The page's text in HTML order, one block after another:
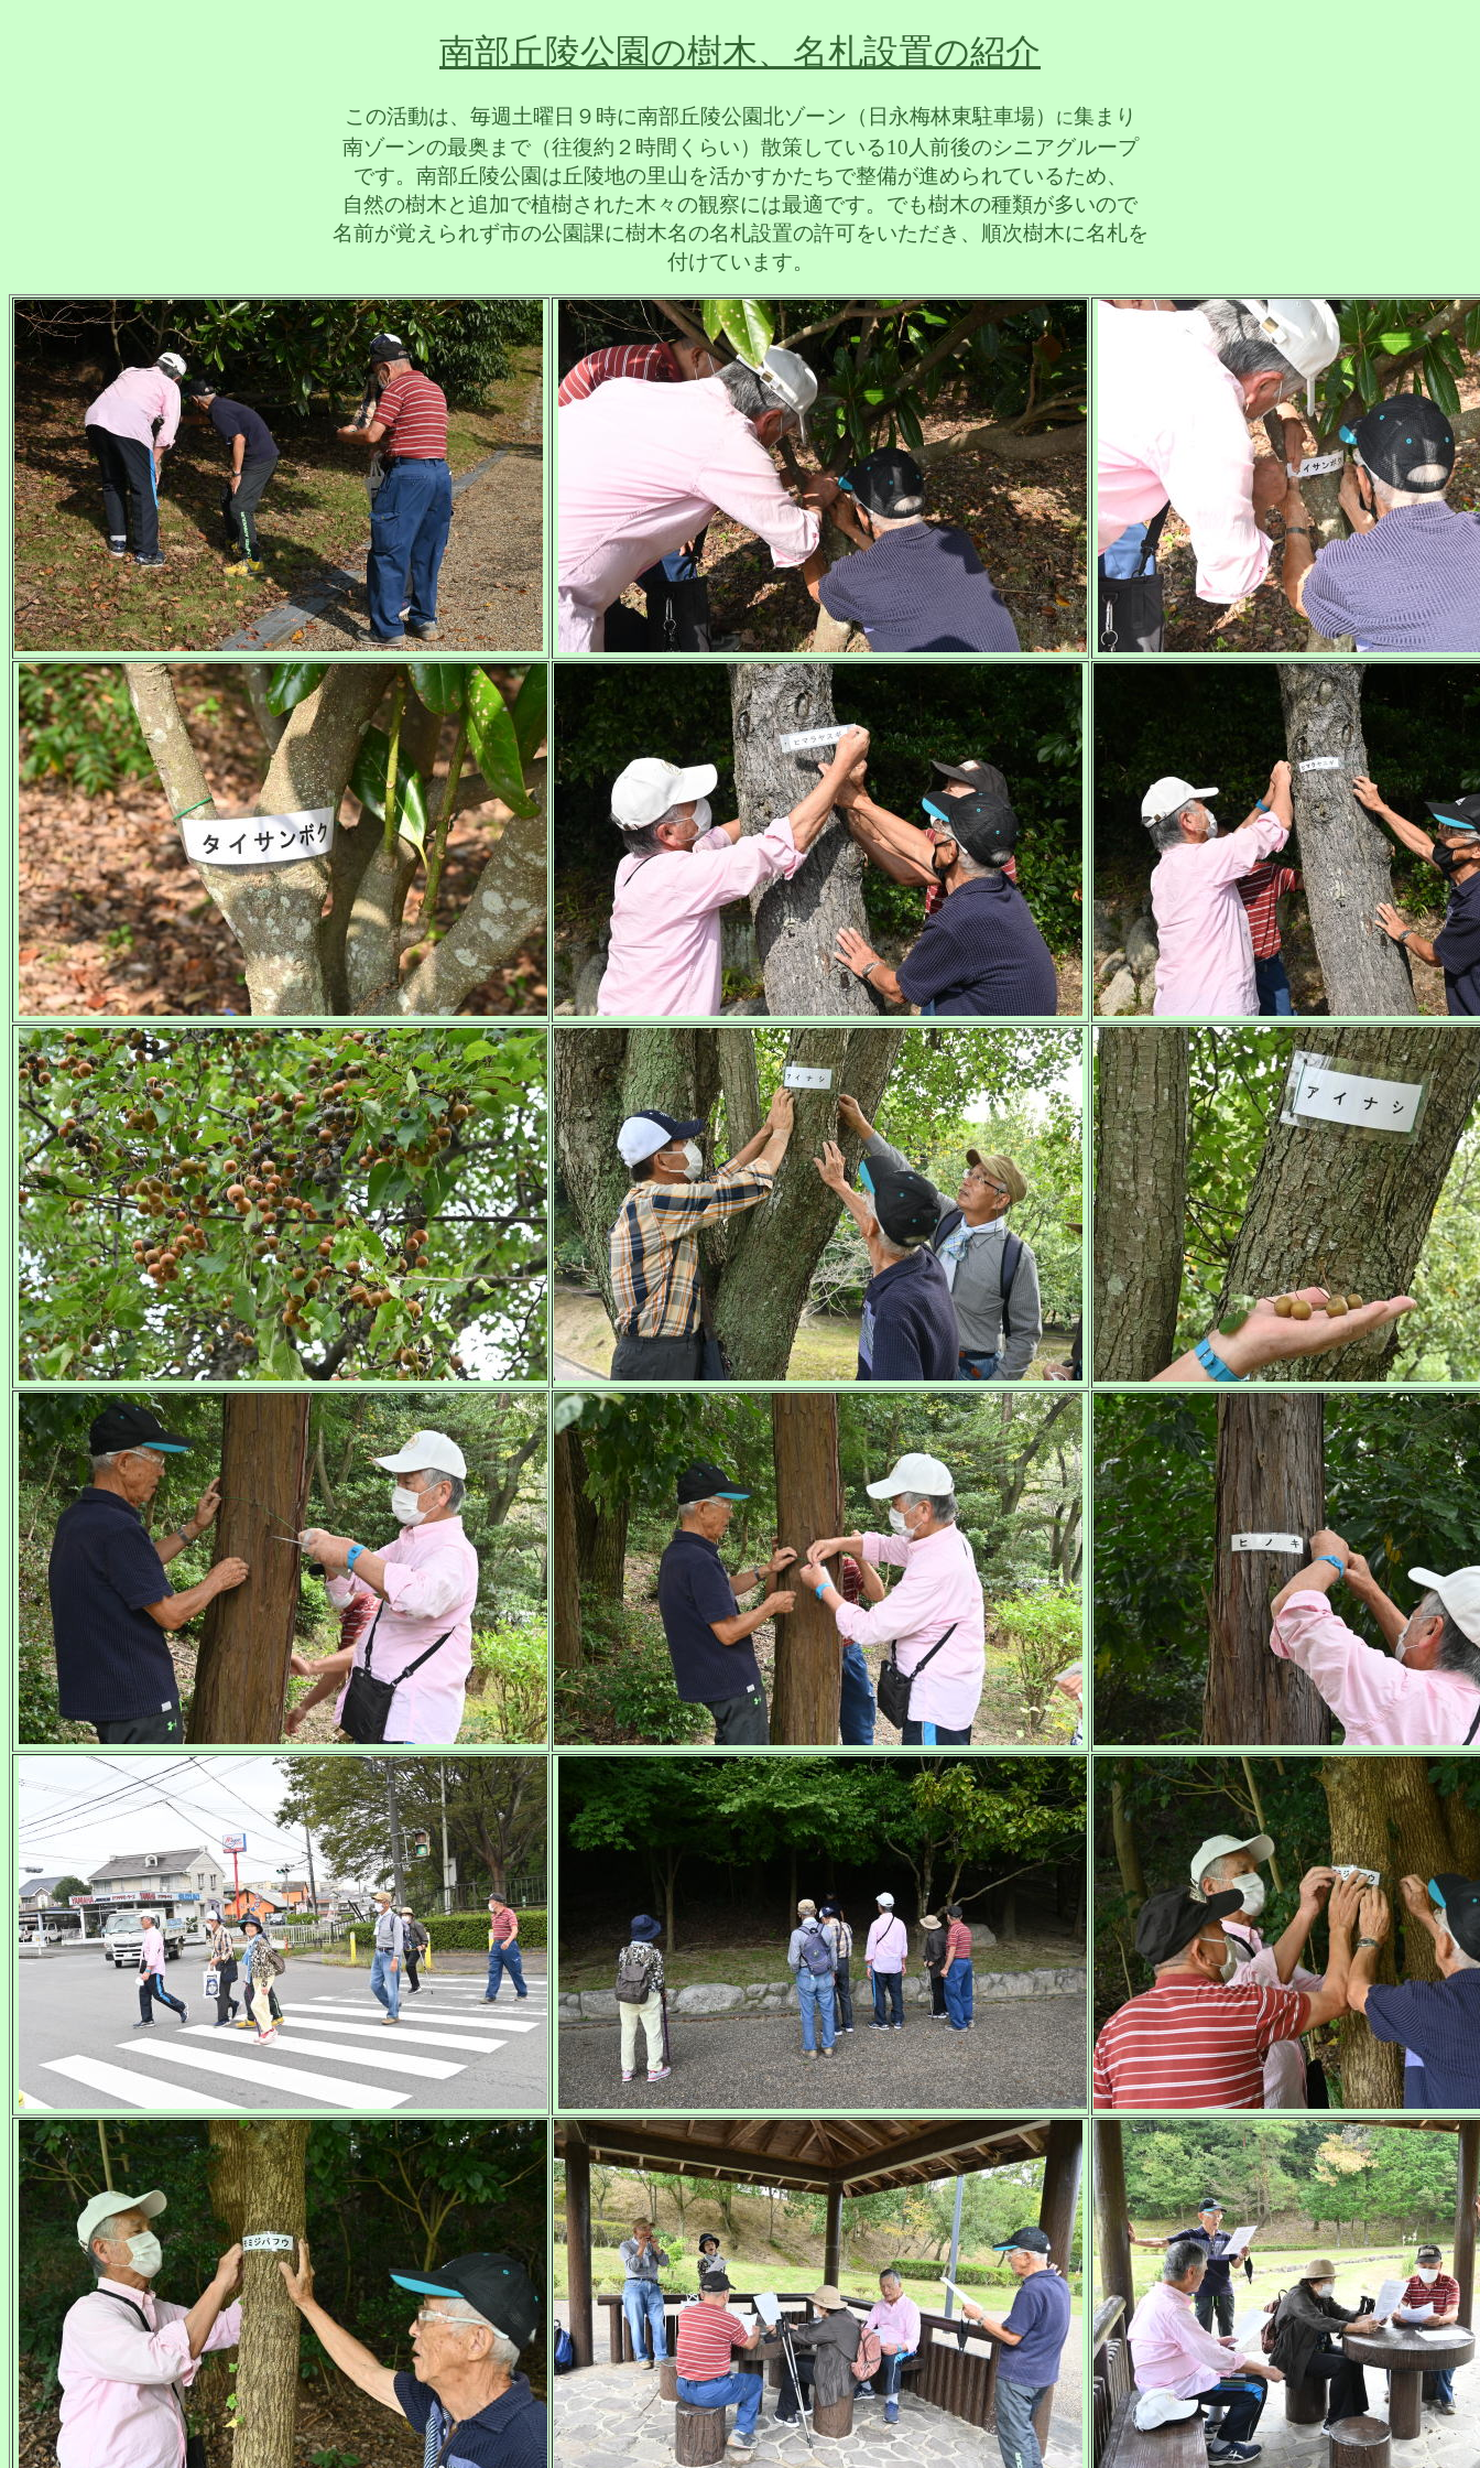
南部丘陵公園の樹木、名札設置の紹介
この活動は、毎週土曜日９時に南部丘陵公園北ゾーン（日永梅林東駐車場） に集まり
南ゾーンの最奥まで（往復約２時間くらい）散策している10 人前後のシニアグループ
です。 南部丘陵公園は丘陵地の里山を活かすかたちで整備が進められているため、
自然の樹木と追加で植樹された木々の観察には最適です。でも樹木の種類が多いので
名前が覚えられず市の公園課に樹木名の名札設置の許可をいただき、順次樹木に名札を
付けています。